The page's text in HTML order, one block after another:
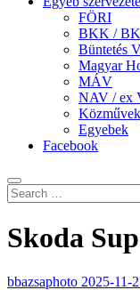
FÖRI
BKK /
Büntetés
Magyar
MÁV
NAV / ex
Közművek
Egyebek
Facebook
Skoda
bbazsaphoto 2025-11-